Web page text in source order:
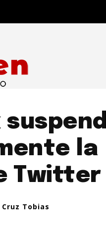
la
Twitter
Tobias